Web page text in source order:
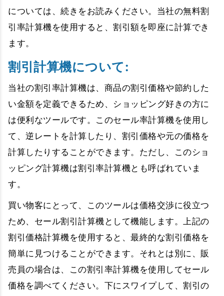
については、続きをお読みください。当社の無料割
引率計算機を使用すると、割引額を即座に計算でき
ます。
割引計算機について:
当社の割引率計算機は、商品の割引価格や節約した
い金額を定義できるため、ショッピング好きの方に
は便利なツールです。このセール率計算機を使用し
て、逆レートを計算したり、割引価格や元の価格を
計算したりすることができます。ただし、このショ
ッピング計算機は割引率計算機とも呼ばれていま
す。
買い物客にとって、このツールは価格交渉に役立つ
ため、セール割引計算機として機能します。上記の
割引価格計算機を使用すると、最終的な割引価格を
簡単に見つけることができます。それとは別に、販
売員の場合は、この割引率計算機を使用してセール
価格を調べてください。下にスワイプして、割引の